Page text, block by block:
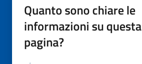
Quanto sono chiare le
informazioni su questa
pagina?